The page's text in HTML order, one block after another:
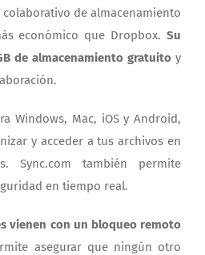
de almacenamiento
económico que Dropbox. Su
de almacenamiento gratuito y
Windows, Mac, iOS y Android,
y acceder a tus archivos en
Sync.com también permite
en tiempo real.
vienen con un bloqueo remoto
asegurar que ningún otro